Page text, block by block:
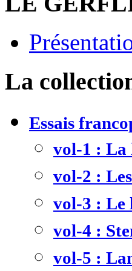
La
Essais
vol-1 : La
vol-2 :
vol-3 : Le
vol-4 :
vol-5 :